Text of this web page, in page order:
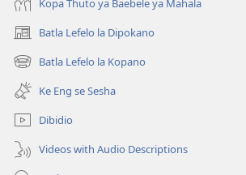
Kopa Thuto ya Baebele ya Mahala
Batla Lefelo la Dipokano
(e
bula
tsebe
nngwe)
Batla Lefelo la Kopano
(e
bula
tsebe
e
nngwe)
Ke Eng se Sesha
Dibidio
Videos with Audio Descriptions